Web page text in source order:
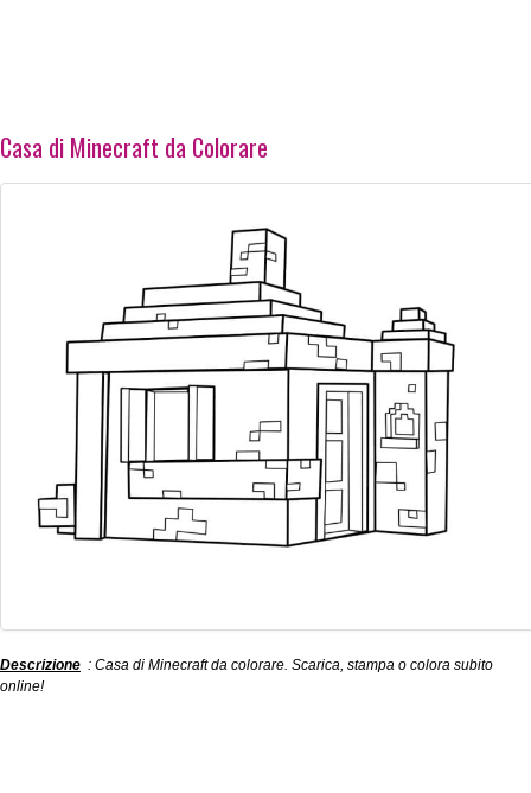
Casa di Minecraft da Colorare
Descrizione : Casa di Minecraft da colorare. Scarica, stampa o colora subito
online!